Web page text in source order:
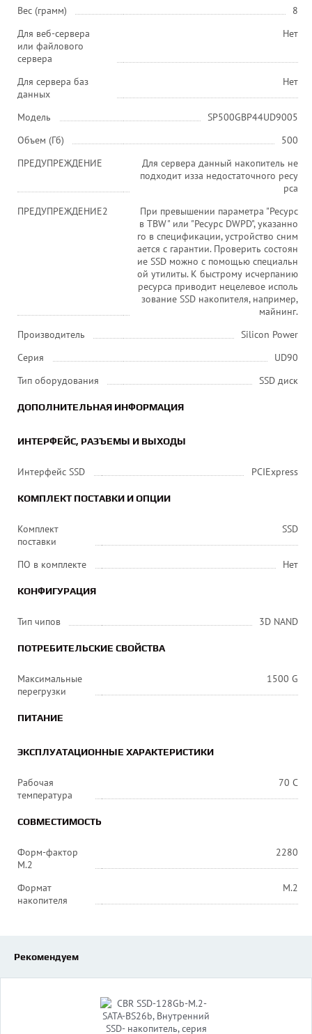
Вес (грамм)
8
Для веб-сервера
или файлового
сервера
Нет
Для сервера баз
данных
Нет
Модель
SP500GBP44UD9005
Объем (Гб)
500
ПРЕДУПРЕЖДЕНИЕ
Для сервера данный накопитель не
подходит изза недостаточного ресу
рса
ПРЕДУПРЕЖДЕНИЕ2
При превышении параметра "Ресурс
в TBW" или "Ресурс DWPD", указанно
го в спецификации, устройство сним
ается с гарантии. Проверить состоян
ие SSD можно с помощью специальн
ой утилиты. К быстрому исчерпанию
ресурса приводит нецелевое исполь
зование SSD накопителя, например,
майнинг.
Производитель
Silicon Power
Серия
UD90
Тип оборудования
SSD диск
ДОПОЛНИТЕЛЬНАЯ ИНФОРМАЦИЯ
ИНТЕРФЕЙС, РАЗЪЕМЫ И ВЫХОДЫ
Интерфейс SSD PCIExpress
КОМПЛЕКТ ПОСТАВКИ И ОПЦИИ
Комплект
поставки
SSD
ПО в комплекте Нет
КОНФИГУРАЦИЯ
Тип чипов 3D NAND
ПОТРЕБИТЕЛЬСКИЕ СВОЙСТВА
Максимальные
перегрузки
1500 G
ПИТАНИЕ
ЭКСПЛУАТАЦИОННЫЕ ХАРАКТЕРИСТИКИ
Рабочая
температура
70 С
СОВМЕСТИМОСТЬ
Форм-фактор
M.2
2280
Формат
накопителя
M.2
Рекомендуем